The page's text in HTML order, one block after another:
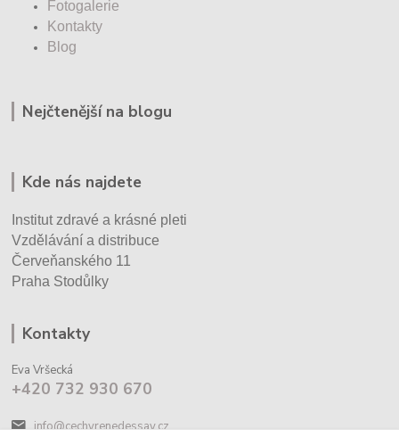
Fotogalerie
Kontakty
Blog
Nejčtenější na blogu
Kde nás najdete
Institut zdravé a krásné pleti
Vzdělávání a distribuce
Červeňanského 11
Praha Stodůlky
Kontakty
Eva Vršecká
+420 732 930 670
info@cechyrenedessay.cz